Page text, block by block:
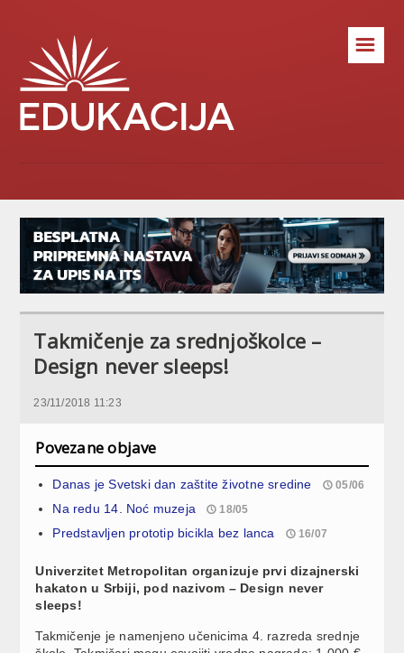
☰
Takmičenje za srednjoškolce –
Design never sleeps!
23/11/2018 11:23
Povezane objave
Danas je Svetski dan zaštite životne sredine 05/06
Na redu 14. Noć muzeja 18/05
Predstavljen prototip bicikla bez lanca 16/07
Univerzitet Metropolitan organizuje prvi dizajnerski
hakaton u Srbiji, pod nazivom – Design never
sleeps!
Takmičenje je namenjeno učenicima 4. razreda srednje